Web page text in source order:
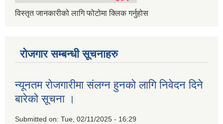
विस्तृत जानकारीको लागि फोटोमा क्लिक गर्नुहोस
रोजगार सम्बन्धी सूचनाहरु
न्यूनतम रोजगारीमा संलग्न हुनको लागि निवेदन दिने
बारेको सूचना ।
Submitted on: Tue, 02/11/2025 - 16:29